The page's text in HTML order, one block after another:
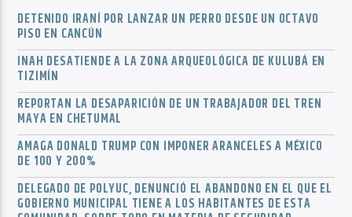
DETENIDO IRANÍ POR LANZAR UN PERRO DESDE UN OCTAVO
PISO EN CANCÚN
INAH DESATIENDE A LA ZONA ARQUEOLÓGICA DE KULUBÁ EN
TIZIMÍN
REPORTAN LA DESAPARICIÓN DE UN TRABAJADOR DEL TREN
MAYA EN CHETUMAL
AMAGA DONALD TRUMP CON IMPONER ARANCELES A MÉXICO
DE 100 Y 200%
DELEGADO DE POLYUC, DENUNCIÓ EL ABANDONO EN EL QUE EL
GOBIERNO MUNICIPAL TIENE A LOS HABITANTES DE ESTA